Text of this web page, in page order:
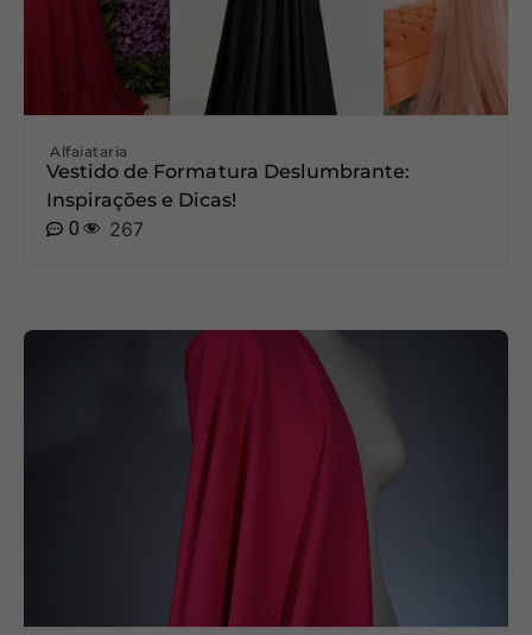
Alfaiataria
Vestido de Formatura Deslumbrante:
Inspirações e Dicas!
0
267